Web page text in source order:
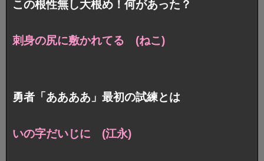
この根性無し大根め！何があった？
刺身の尻に敷かれてる (ねこ)
勇者「ああああ」最初の試練とは
いの字だいじに (江永)